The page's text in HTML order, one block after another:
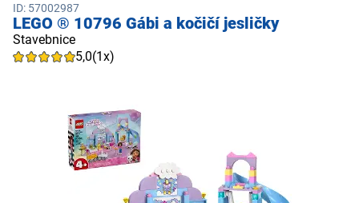
ID: 57002987
LEGO ® 10796 Gábi a kočičí jesličky
Stavebnice
5,0(1x)